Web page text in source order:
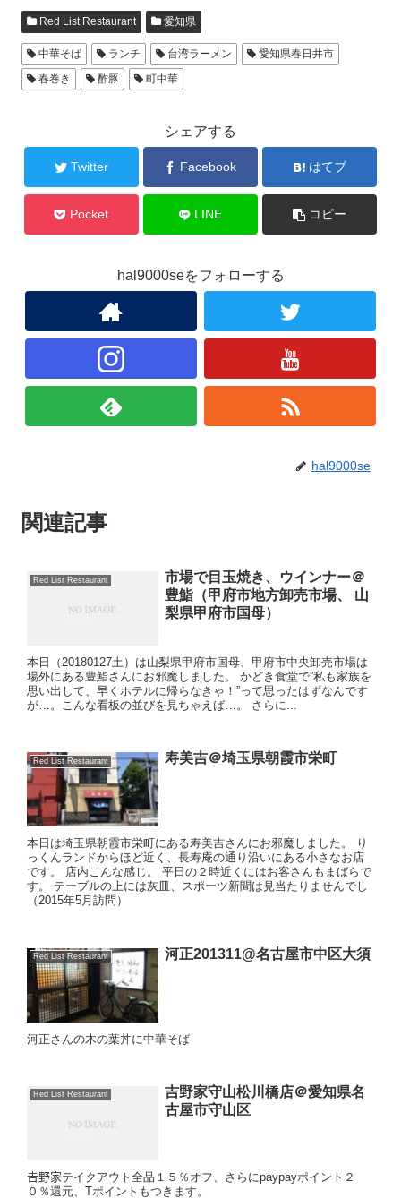
Red List Restaurant 愛知県
中華そば ランチ 台湾ラーメン
愛知県春日井市
春巻き
酢豚 町中華
シェアする
Twitter Facebook はてブ
Pocket LINE コピー
hal9000seをフォローする
hal9000se
関連記事
Red List Restaurant
市場で目玉焼き、ウインナー＠
豊鮨（甲府市地方卸売市場、 山
梨県甲府市国母）
本日（20180127土）は山梨県甲府市国母、甲府市中央卸売市場は
場外にある豊鮨さんにお邪魔しました。 かどき食堂で”私も家族を
思い出して、早くホテルに帰らなきゃ！”って思ったはずなんです
が…。こんな看板の並びを見ちゃえば…。 さらに...
Red List Restaurant 寿美吉＠埼玉県朝霞市栄町
本日は埼玉県朝霞市栄町にある寿美吉さんにお邪魔しました。 り
っくんランドからほど近く、長寿庵の通り沿いにある小さなお店
です。 店内こんな感じ。 平日の２時近くにはお客さんもまばらで
す。 テーブルの上には灰皿、スポーツ新聞は見当たりませんでし
（2015年5月訪問）
Red List Restaurant 河正201311@名古屋市中区大須
河正さんの木の葉丼に中華そば
Red List Restaurant
吉野家守山松川橋店＠愛知県名
古屋市守山区
𠮷野家テイクアウト全品１５％オフ、さらにpaypayポイント２
０％還元、Tポイントもつきます。